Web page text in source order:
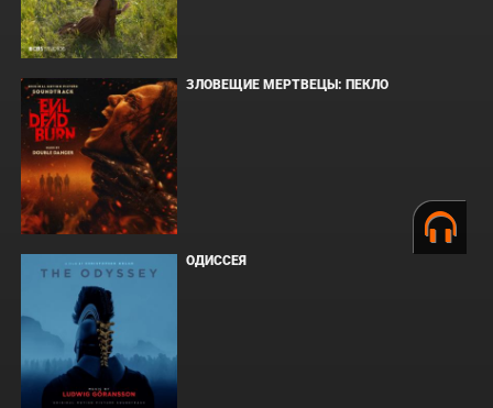
ЗЛОВЕЩИЕ МЕРТВЕЦЫ: ПЕКЛО
ОДИССЕЯ